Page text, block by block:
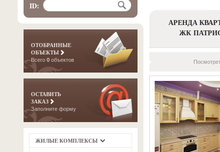
ID:
ОТОБРАННЫЕ
ОБЪЕКТЫ
Всего 0 объектов
ОСТАВИТЬ
ЗАКАЗ
Заполните форму
ЖИЛЫЕ КОМПЛЕКСЫ
АРЕНДА
ЖК